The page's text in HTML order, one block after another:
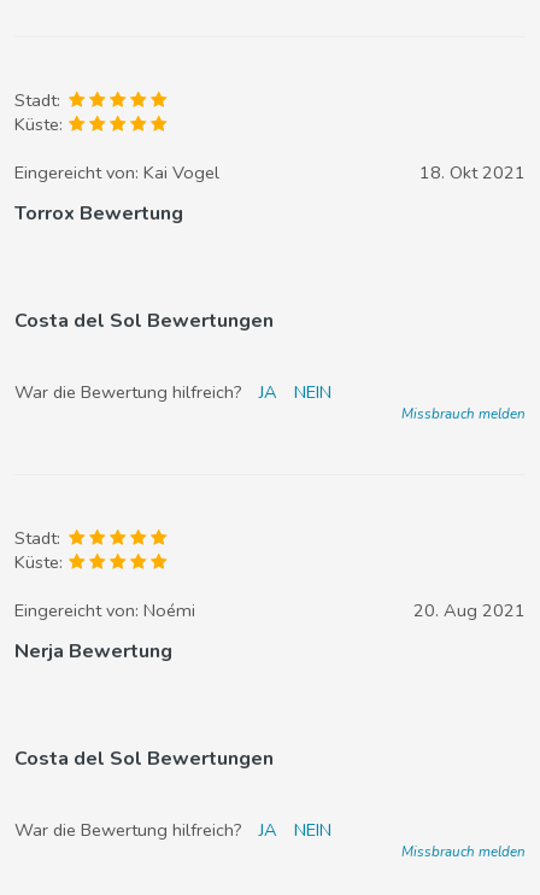
Stadt:
Küste:
Eingereicht von: Kai Vogel 18. Okt 2021
Torrox Bewertung
Costa del Sol Bewertungen
War die Bewertung hilfreich? JA NEIN
Missbrauch melden
Stadt:
Küste:
Eingereicht von: Noémi 20. Aug 2021
Nerja Bewertung
Costa del Sol Bewertungen
War die Bewertung hilfreich? JA NEIN
Missbrauch melden